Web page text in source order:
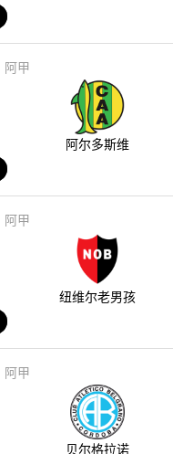
阿甲
阿尔多斯维
阿甲
纽维尔老男孩
阿甲
贝尔格拉诺